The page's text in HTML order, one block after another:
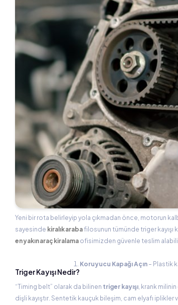
Yeni bir rota belirleyip yola çıkmadan önce, motorun
sayesinde kiralık arabafilosunun tümünde triger kayışı
en yakın araç kiralama ofisimizden güvenle teslim
Triger Kayışı Nedir?
“Timing belt” olarak da bilinen triger kayışı, krank
dişli kayıştır. Sentetik kauçuk bileşim, cam elyafı
Koruyucu Kapağı Açın – Plastik